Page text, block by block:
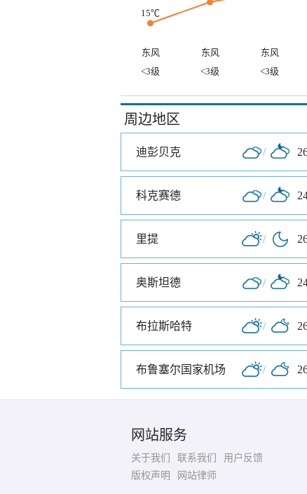
15℃
东风 东风 东风
<3级
<3级 <3级
周边地区
迪彭贝克 /
科克赛德 /
里提 /
奥斯坦德 /
布拉斯哈特 /
布鲁塞尔国家机场 /
网站服务
关于我们 联系我们
用户反馈
版权声明
网站律师